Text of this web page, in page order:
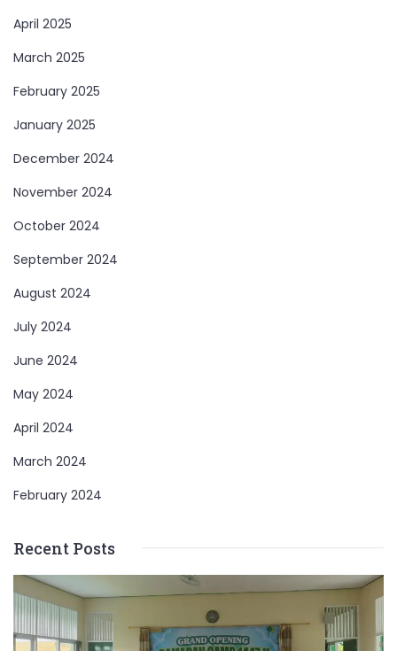
April 2025
March 2025
February 2025
January 2025
December 2024
November 2024
October 2024
September 2024
August 2024
July 2024
June 2024
May 2024
April 2024
March 2024
February 2024
Recent Posts